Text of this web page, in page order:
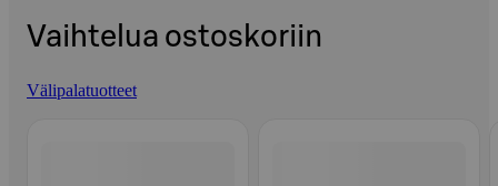
Vaihtelua ostoskoriin
Välipalatuotteet